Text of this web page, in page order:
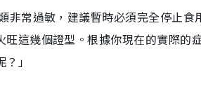
非常過敏，建議暫時必須完全停止
這幾個證型。根據你現在的實際的
」